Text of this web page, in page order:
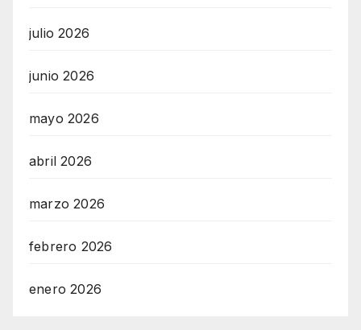
julio 2026
junio 2026
mayo 2026
abril 2026
marzo 2026
febrero 2026
enero 2026